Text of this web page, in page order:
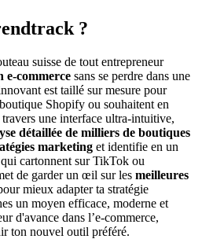
?
suisse de tout entrepreneur
e-commerce sans se perdre dans une
est taillé sur mesure pour
Shopify ou souhaitent en
une interface ultra-intuitive,
détaillée de milliers de boutiques
marketing et identifie en un
cartonnent sur TikTok ou
de garder un œil sur les meilleures
mieux adapter ta stratégie
un moyen efficace, moderne et
d'avance dans l’e-commerce,
ton nouvel outil préféré.